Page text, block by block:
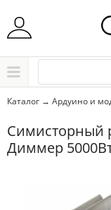
Начните
Каталог → Ардуино и
Симисторный
Диммер